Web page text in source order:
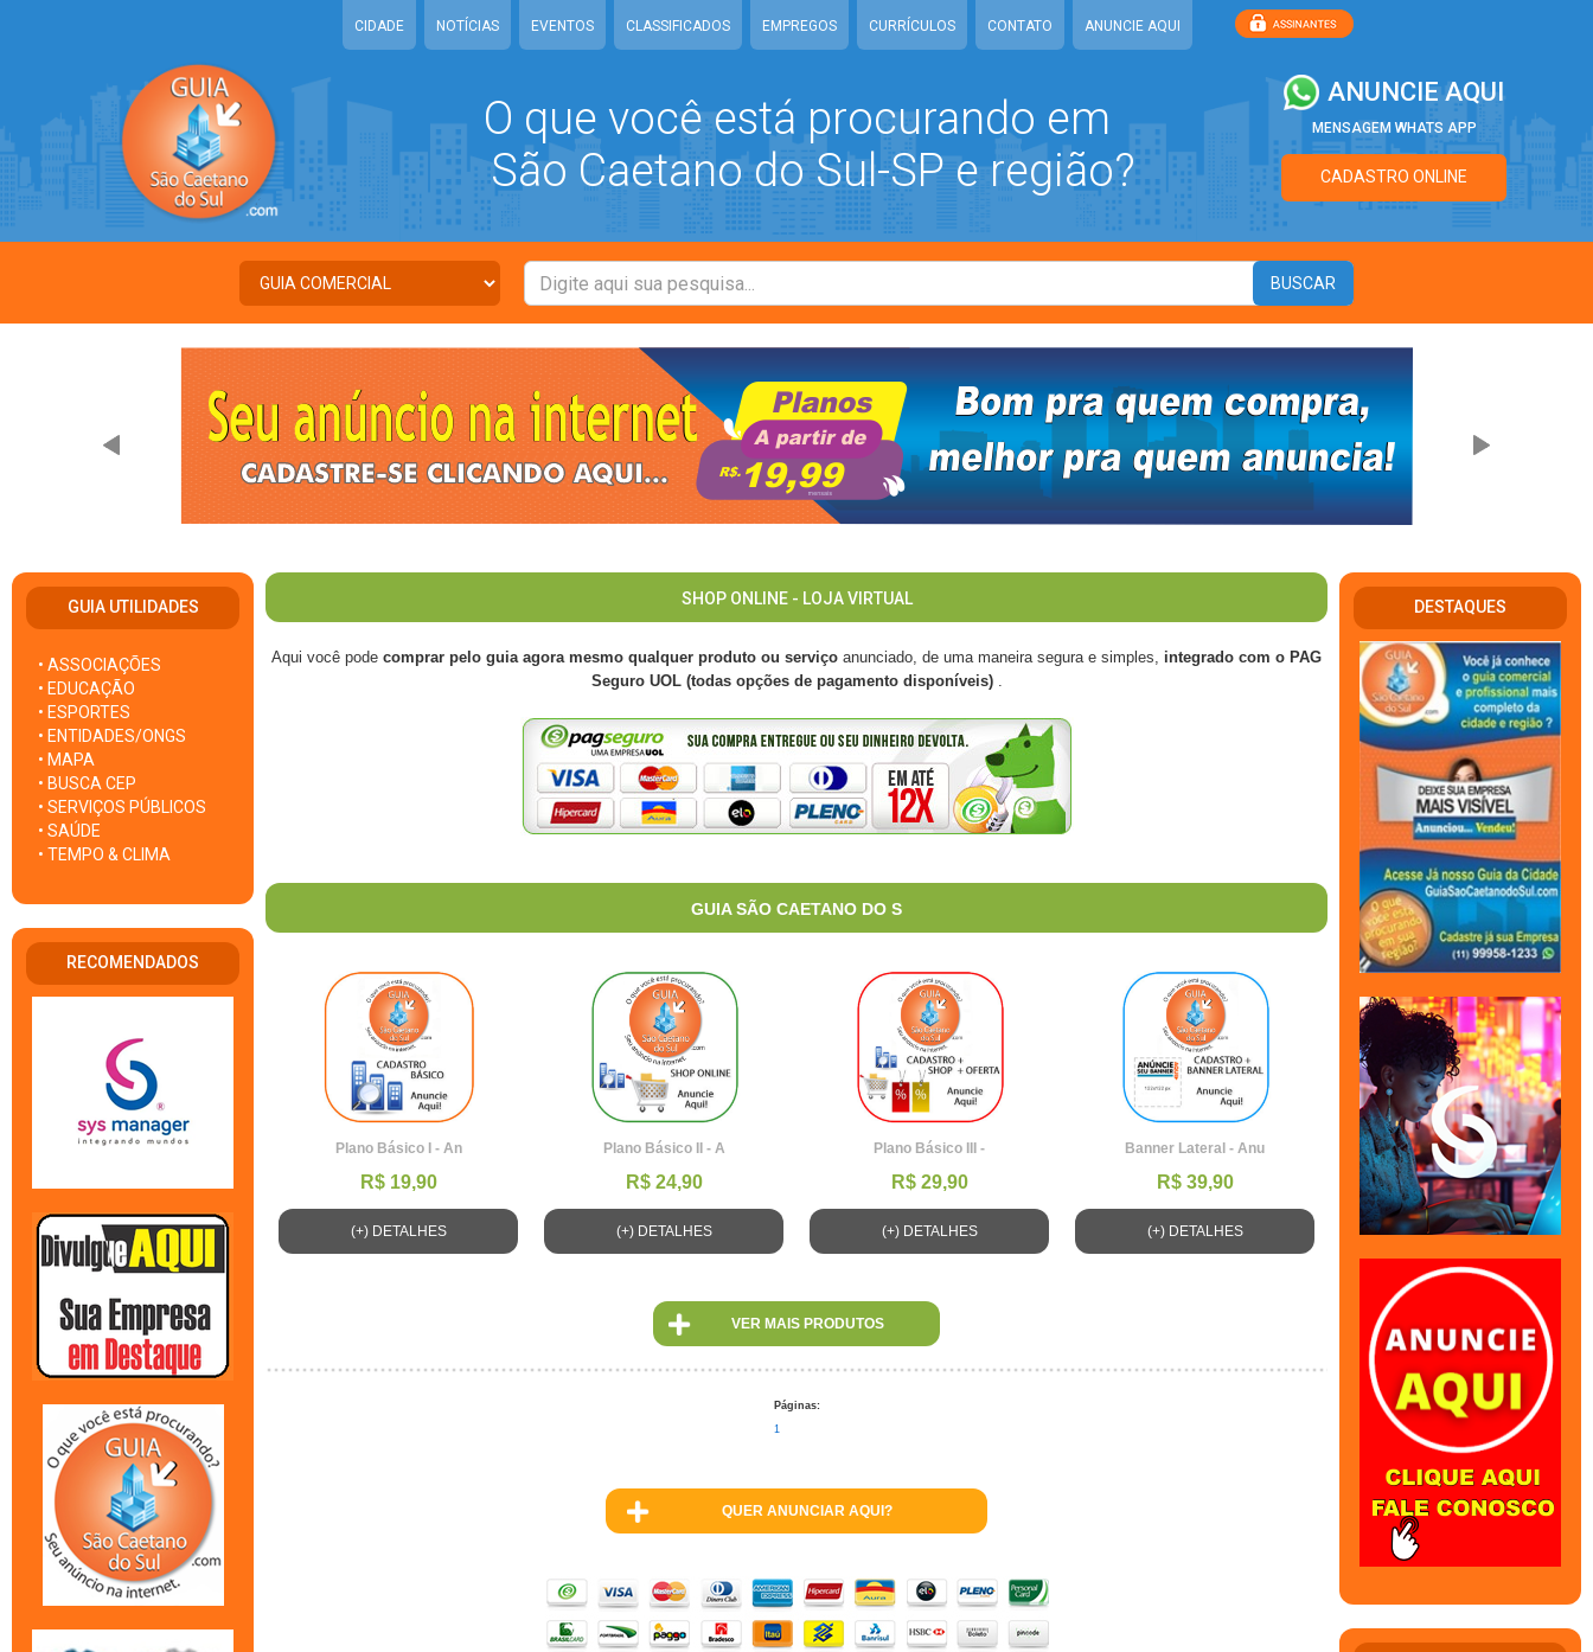
CIDADE NOTÍCIAS EVENTOS CLASSIFICADOS EMPREGOS CURRÍCULOS CONTATO ANUNCIE AQUI
O que você está procurando em
São Caetano do Sul-SP e região?
ANUNCIE AQUI
MENSAGEM WHATS APP
CADASTRO ONLINE
GUIA UTILIDADES
• ASSOCIAÇÕES
• EDUCAÇÃO
• ESPORTES
• ENTIDADES/ONGS
• MAPA
• BUSCA CEP
• SERVIÇOS PÚBLICOS
• SAÚDE
• TEMPO & CLIMA
RECOMENDADOS
SHOP ONLINE - LOJA VIRTUAL
Aqui você pode comprar pelo guia agora mesmo qualquer produto ou serviço anunciado, de uma maneira segura e simples, integrado com o PAG
Seguro UOL (todas opções de pagamento disponíveis) .
GUIA SÃO CAETANO DO S
Plano Básico I - An
R$ 19,90
(+) DETALHES
Plano Básico II - A
R$ 24,90
(+) DETALHES
Plano Básico III -
R$ 29,90
(+) DETALHES
Banner Lateral - Anu
R$ 39,90
(+) DETALHES
VER MAIS PRODUTOS
Páginas:
1
QUER ANUNCIAR AQUI?
DESTAQUES